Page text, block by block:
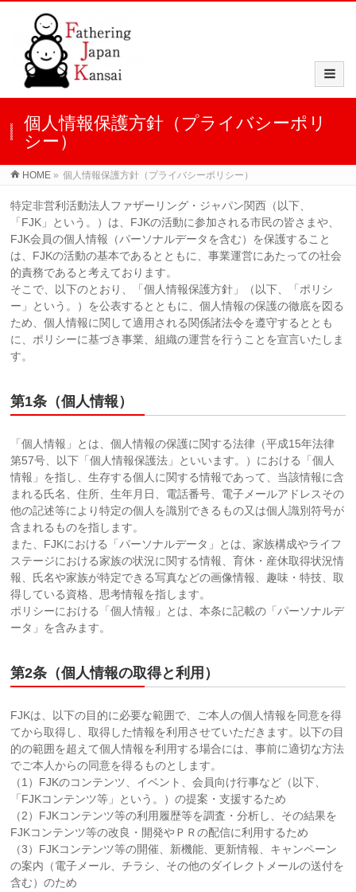
個人情報保護方針（プライバシーポリ
シー）
HOME » 個人情報保護方針（プライバシーポリシー）
特定非営利活動法人ファザーリング・ジャパン関西（以下、
「FJK」という。）は、FJKの活動に参加される市民の皆さまや、
FJK会員の個人情報（パーソナルデータを含む）を保護すること
は、FJKの活動の基本であるとともに、事業運営にあたっての社会
的責務であると考えております。
そこで、以下のとおり、「個人情報保護方針」（以下、「ポリシ
ー」という。）を公表するとともに、個人情報の保護の徹底を図る
ため、個人情報に関して適用される関係諸法令を遵守するととも
に、ポリシーに基づき事業、組織の運営を行うことを宣言いたしま
す。
第1条（個人情報）
「個人情報」とは、個人情報の保護に関する法律（平成15年法律
第57号、以下「個人情報保護法」といいます。）における「個人
情報」を指し、生存する個人に関する情報であって、当該情報に含
まれる氏名、住所、生年月日、電話番号、電子メールアドレスその
他の記述等により特定の個人を識別できるもの又は個人識別符号が
含まれるものを指します。
また、FJKにおける「パーソナルデータ」とは、家族構成やライフ
ステージにおける家族の状況に関する情報、育休・産休取得状況情
報、氏名や家族が特定できる写真などの画像情報、趣味・特技、取
得している資格、思考情報を指します。
ポリシーにおける「個人情報」とは、本条に記載の「パーソナルデ
ータ」を含みます。
第2条（個人情報の取得と利用）
FJKは、以下の目的に必要な範囲で、ご本人の個⼈情報を同意を得
てから取得し、取得した情報を利用させていただきます。以下の⽬
的の範囲を超えて個⼈情報を利⽤する場合には、事前に適切な⽅法
でご本人からの同意を得るものとします。
（1）FJKのコンテンツ、イベント、会員向け行事など（以下、
「FJKコンテンツ等」という。）の提案・支援するため
（2）FJKコンテンツ等の利用履歴等を調査・分析し、その結果を
FJKコンテンツ等の改良・開発やＰＲの配信に利用するため
（3）FJKコンテンツ等の開催、新機能、更新情報、キャンペーン
の案内（電子メール、チラシ、その他のダイレクトメールの送付を
含む）のため